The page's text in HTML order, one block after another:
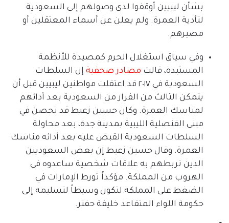
بشأن ليبيين أوقفوا لدى وصولهم إلى السعودية
لتأدية العمرة. ولم يعلن عن أسماء المعتقلين أو
مصيرهم.
وفي سياق استغلال الحرم كمصيدة للأنظمة
المستبدة، قالت مصادر صحفية إن السلطات
السعودية في ٢٠١٧ قد اعتقلت مواطنين ليبيين قبل أن
يتمكن الثالث من الفرار من السعودية بعد أدائهم
لمناسك العمرة. وكان حسين زعيط قد تحصن في
مبنى القنصلية الليبية بمدينة جدة، بعد محاولة
السلطات السعودية القبض عليه بعد أدائه مناسك
العمرة. وقال حسين زعيط إن بعض السعوديين
الذين تربطهم به علاقات شخصية ساعدوه في
الهروب من المملكة. مؤكداً تورط الإمارات في
الضغط على المملكة لتكون وسيطاً لتسليمه إلى
حكومة اللواء المتقاعد خليفة حفتر.